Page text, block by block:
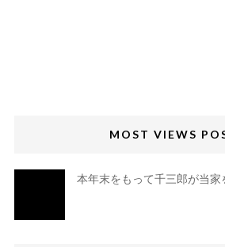
MOST VIEWS
本年末をもって千三郎が当家